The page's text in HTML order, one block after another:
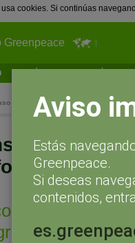
usa cookies. Si continúas
Greenpeace
¿Qué puedes hacer tú?
de la reforma energética en su
un
no funcionará
Aviso
Estás
Greenpeace.
Si deseas
contenidos,